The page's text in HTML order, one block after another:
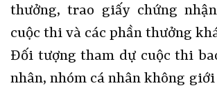
thưởng, trao giấy chứng
cuộc thi và các phần thưởng
Đối tượng tham dự cuộc thi
nhân, nhóm cá nhân không